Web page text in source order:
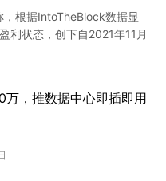
根据IntoTheBlock数据显
利状态，创下自2021年11月
万，推数据中心即插即用